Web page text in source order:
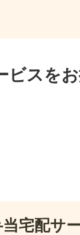
ビスを
宅配サ